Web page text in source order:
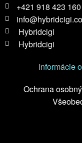
+421 918 423 160
Hybridcigi
Hybridcigi
Informácie
Ochrana